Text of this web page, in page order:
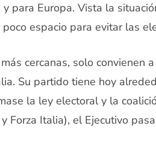
para Europa. Vista la
espacio para evitar las
cercanas, solo convienen
Su partido tiene hoy
la ley electoral y la
Forza Italia), el Ejecutivo